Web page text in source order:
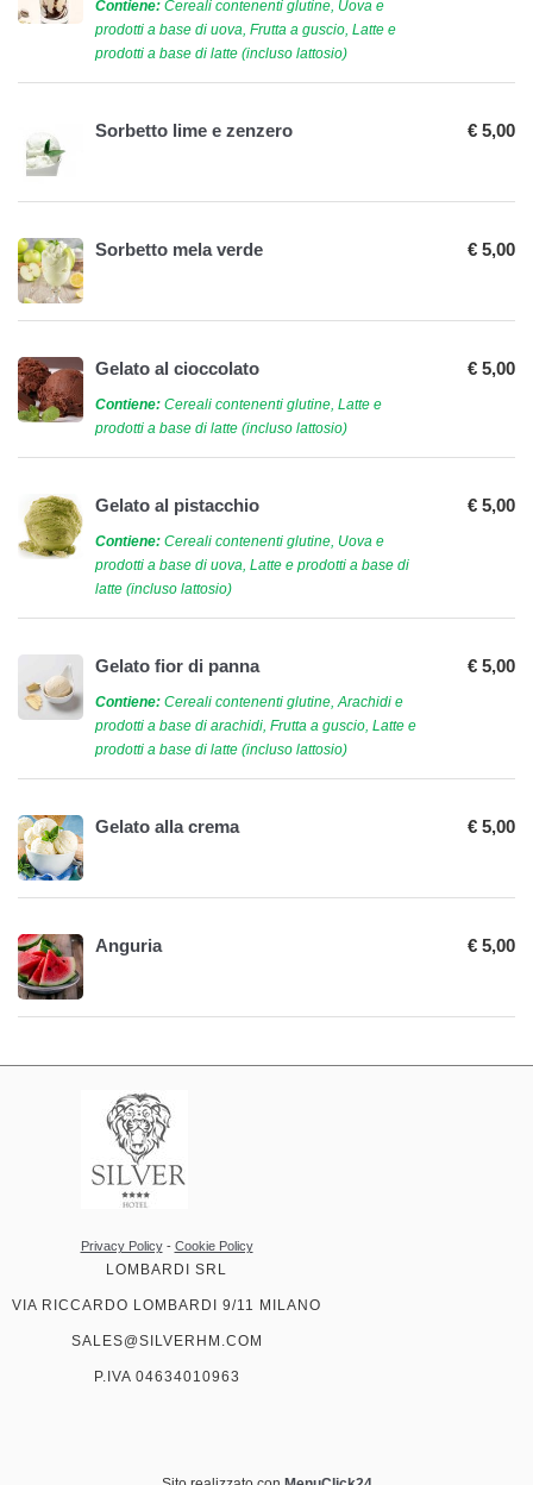
Contiene: Cereali contenenti glutine, Uova e
prodotti a base di uova, Frutta a guscio, Latte e
prodotti a base di latte (incluso lattosio)
Sorbetto lime e zenzero € 5,00
Sorbetto mela verde € 5,00
Gelato al cioccolato
Contiene: Cereali contenenti glutine, Latte e
prodotti a base di latte (incluso lattosio)
€ 5,00
Gelato al pistacchio
Contiene: Cereali contenenti glutine, Uova e
prodotti a base di uova, Latte e prodotti a base di
latte (incluso lattosio)
€ 5,00
Gelato fior di panna
Contiene: Cereali contenenti glutine, Arachidi e
prodotti a base di arachidi, Frutta a guscio, Latte e
prodotti a base di latte (incluso lattosio)
€ 5,00
Gelato alla crema € 5,00
Anguria € 5,00
Privacy Policy- Cookie Policy
LOMBARDI SRL
VIA RICCARDO LOMBARDI 9/11 MILANO
SALES@SILVERHM.COM
P.IVA 04634010963